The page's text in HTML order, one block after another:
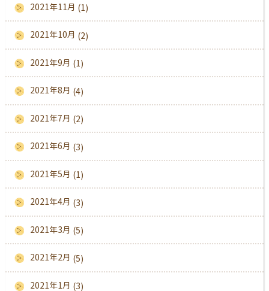
2021年11月 (1)
2021年10月 (2)
2021年9月 (1)
2021年8月 (4)
2021年7月 (2)
2021年6月 (3)
2021年5月 (1)
2021年4月 (3)
2021年3月 (5)
2021年2月 (5)
2021年1月 (3)